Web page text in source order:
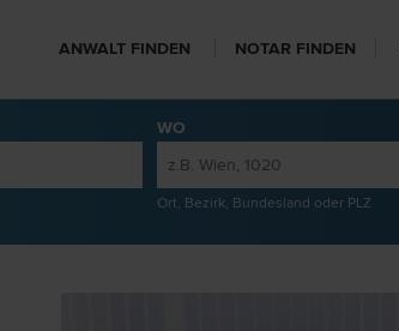
ANWALT FINDEN NOTAR FINDEN
WO
Ort, Bezirk, Bundesland oder PLZ